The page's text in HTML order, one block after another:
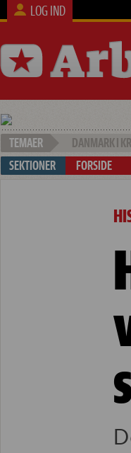
LOG IND
DANMARK I
FORSIDE
Historien om